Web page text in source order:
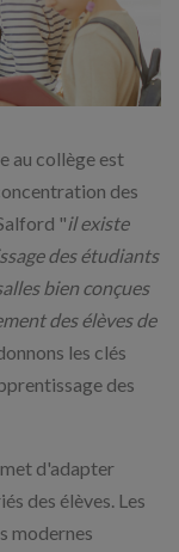
au collège est
des
"il existe
des étudiants
bien conçues
des élèves de
les clés
des
d'adapter
des élèves. Les
modernes